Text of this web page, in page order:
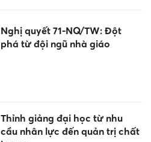
Nghị quyết 71-NQ/TW: Đột
phá từ đội ngũ nhà giáo
Thỉnh giảng đại học từ nhu
cầu nhân lực đến quản trị chất